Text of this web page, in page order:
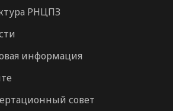
РНЦПЗ
информация
совет